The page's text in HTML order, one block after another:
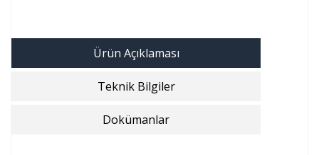
Ürün Açıklaması
Teknik Bilgiler
Dokümanlar